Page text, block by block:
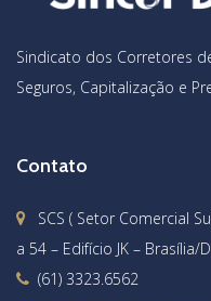
Sindicato dos Corretores
Seguros, Capitalização e
Contato
SCS ( Setor Comercial
a 54 – Edifício JK – Brasília/
(61) 3323.6562